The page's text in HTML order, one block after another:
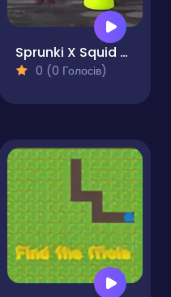
Sprunki X Squid Game Incredibox
0 (0 Голосів)